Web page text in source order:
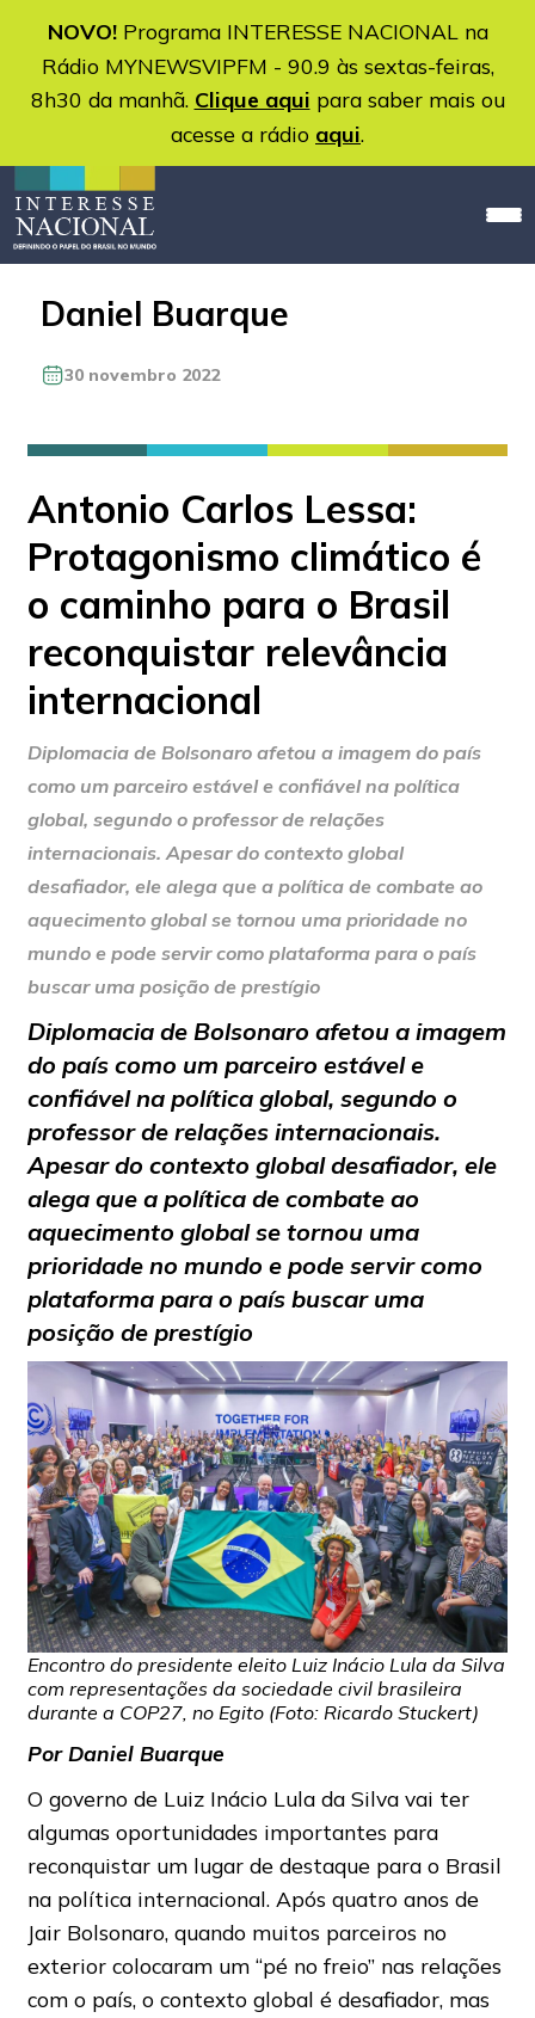
NOVO!Programa INTERESSE NACIONAL na
Rádio MYNEWSVIPFM - 90.9 às sextas-feiras,
8h30 da manhã. Clique aqui para saber mais ou
acesse a rádio aqui.
Daniel Buarque
30 novembro 2022
Antonio Carlos Lessa:
Protagonismo climático é
o caminho para o Brasil
reconquistar relevância
internacional
Diplomacia de Bolsonaro afetou a imagem do país
como um parceiro estável e confiável na política
global, segundo o professor de relações
internacionais. Apesar do contexto global
desafiador, ele alega que a política de combate ao
aquecimento global se tornou uma prioridade no
mundo e pode servir como plataforma para o país
buscar uma posição de prestígio
Diplomacia de Bolsonaro afetou a imagem
do país como um parceiro estável e
confiável na política global, segundo o
professor de relações internacionais.
Apesar do contexto global desafiador, ele
alega que a política de combate ao
aquecimento global se tornou uma
prioridade no mundo e pode servir como
plataforma para o país buscar uma
posição de prestígio
Encontro do presidente eleito Luiz Inácio Lula da Silva
com representações da sociedade civil brasileira
durante a COP27, no Egito (Foto: Ricardo Stuckert)
Por Daniel Buarque
O governo de Luiz Inácio Lula da Silva vai ter
algumas oportunidades importantes para
reconquistar um lugar de destaque para o Brasil
na política internacional. Após quatro anos de
Jair Bolsonaro, quando muitos parceiros no
exterior colocaram um “pé no freio” nas relações
com o país, o contexto global é desafiador, mas